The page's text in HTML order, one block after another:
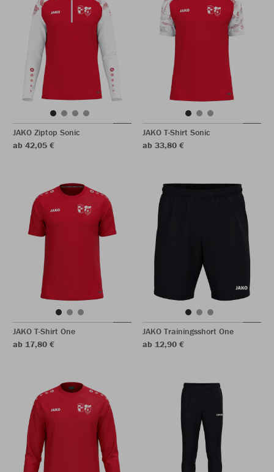
JAKO Ziptop Sonic
ab 42,05 €
JAKO T-Shirt Sonic
ab 33,80 €
JAKO T-Shirt One
ab 17,80 €
JAKO Trainingsshort One
ab 12,90 €